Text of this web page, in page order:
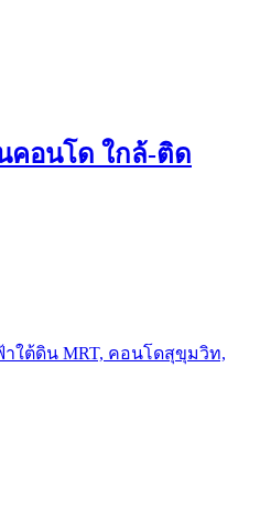
คอนโด ใกล้-ติด
ใต้ดิน MRT, คอนโดสุขุมวิท,